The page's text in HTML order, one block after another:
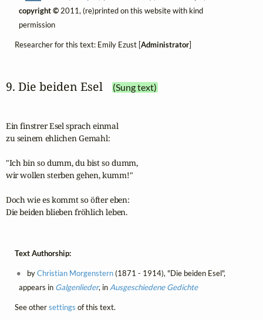
copyright ©2011, (re)printed on this website with kind
permission
Researcher for this text: Emily Ezust [Administrator]
9. Die beiden Esel (Sung text)
Ein finstrer Esel sprach einmal
zu seinem ehlichen Gemahl:
"Ich bin so dumm, du bist so dumm,
wir wollen sterben gehen, kumm!"
Doch wie es kommt so öfter eben:
Die beiden blieben fröhlich leben.
Text Authorship:
byChristian Morgenstern(1871 - 1914), "Die beiden Esel",
appears in Galgenlieder, in Ausgeschiedene Gedichte
See othersettings of this text.